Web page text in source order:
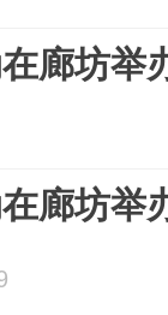
廊坊举
廊坊举